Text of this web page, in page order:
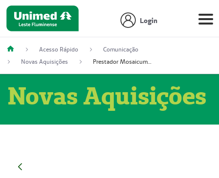
Login
Acesso Rápido
Comunicação
Novas Aquisições
Prestador Mosaicum Espaço Clínico Ltda (51004352-0)
Novas Aquisições